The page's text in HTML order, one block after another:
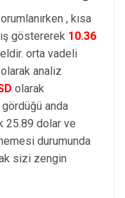
, kısa
göstererek 10.36
orta vadeli
olarak analiz
olarak
anda
25.89 dolar ve
durumunda
sizi zengin